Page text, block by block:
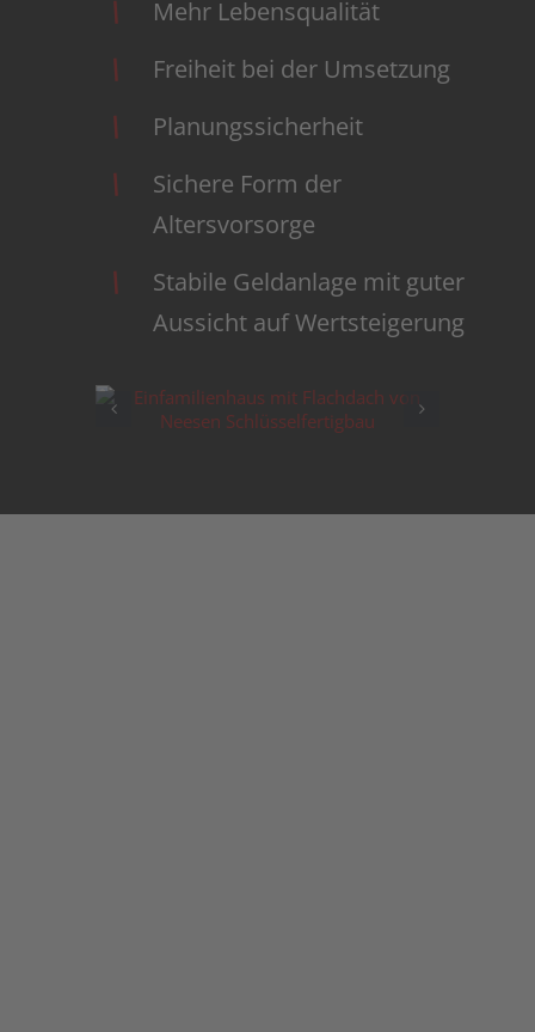
Mehr Lebensqualität
Freiheit bei der Umsetzung
Planungssicherheit
Sichere Form der
Altersvorsorge
Stabile Geldanlage mit guter
Aussicht auf Wertsteigerung